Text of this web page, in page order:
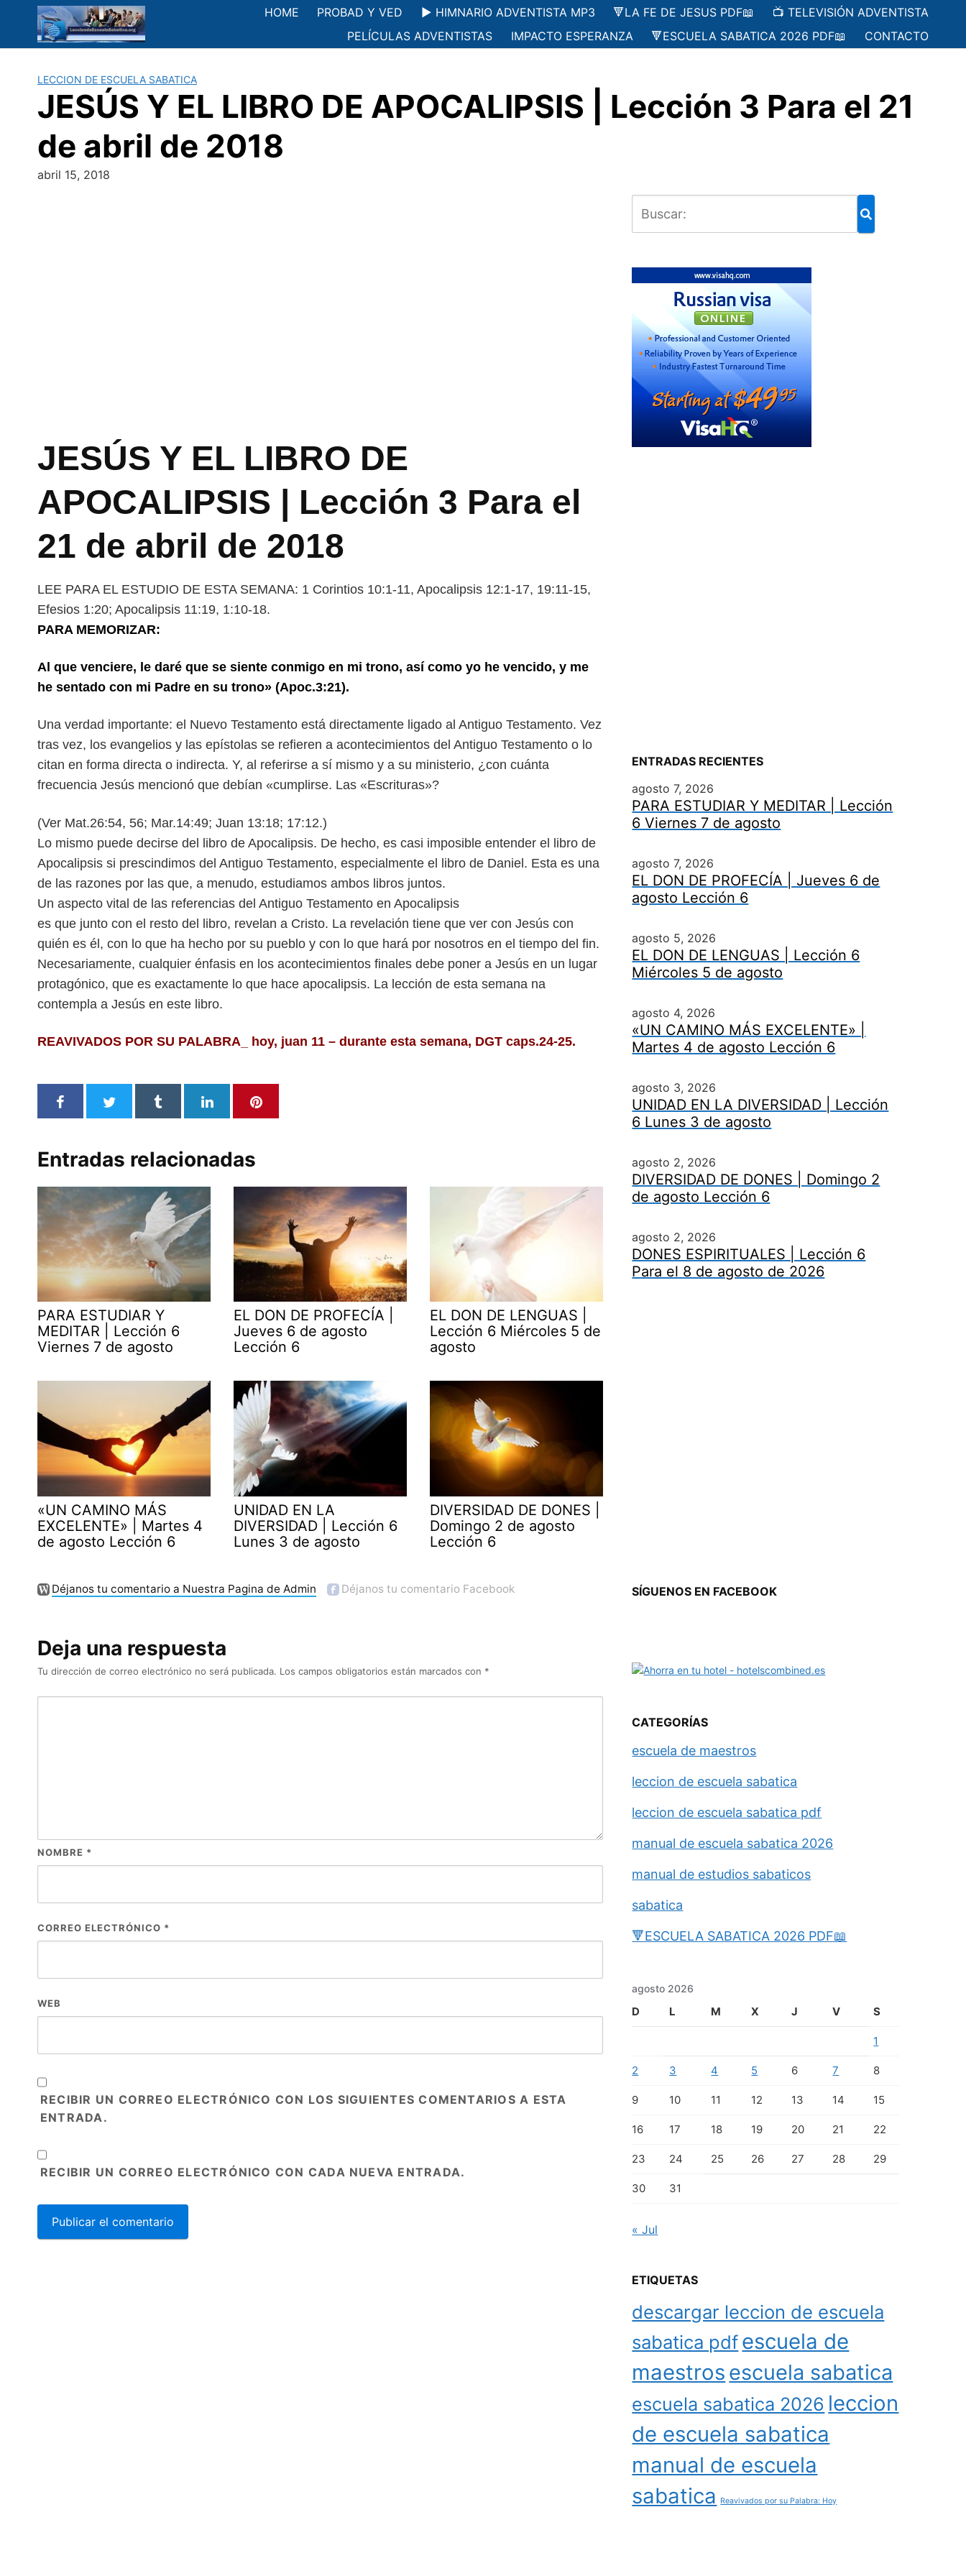
contenido
HOME PROBAD Y VED ▶️ HIMNARIO ADVENTISTA MP3 🔻LA FE DE JESUS PDF📖
📺 TELEVISIÓN ADVENTISTA
PELÍCULAS ADVENTISTAS
IMPACTO ESPERANZA 🔻ESCUELA SABATICA 2026 PDF📖 CONTACTO
LECCION DE ESCUELA SABATICA
JESÚS Y EL LIBRO DE APOCALIPSIS | Lección 3 Para el 21
de abril de 2018
abril 15, 2018
JESÚS Y EL LIBRO DE
APOCALIPSIS | Lección 3 Para el
21 de abril de 2018
LEE PARA EL ESTUDIO DE ESTA SEMANA: 1 Corintios 10:1-11, Apocalipsis 12:1-17, 19:11-15,
Efesios 1:20; Apocalipsis 11:19, 1:10-18.
PARA MEMORIZAR:
Al que venciere, le daré que se siente conmigo en mi trono, así como yo he vencido, y me
he sentado con mi Padre en su trono» (Apoc.3:21).
Una verdad importante: el Nuevo Testamento está directamente ligado al Antiguo Testamento. Vez
tras vez, los evangelios y las epístolas se refieren a acontecimientos del Antiguo Testamento o lo
citan en forma directa o indirecta. Y, al referirse a sí mismo y a su ministerio, ¿con cuánta
frecuencia Jesús mencionó que debían «cumplirse. Las «Escrituras»?
(Ver Mat.26:54, 56; Mar.14:49; Juan 13:18; 17:12.)
Lo mismo puede decirse del libro de Apocalipsis. De hecho, es casi imposible entender el libro de
Apocalipsis si prescindimos del Antiguo Testamento, especialmente el libro de Daniel. Esta es una
de las razones por las que, a menudo, estudiamos ambos libros juntos.
Un aspecto vital de las referencias del Antiguo Testamento en Apocalipsis
es que junto con el resto del libro, revelan a Cristo. La revelación tiene que ver con Jesús con
quién es él, con lo que ha hecho por su pueblo y con lo que hará por nosotros en el tiempo del fin.
Necesariamente, cualquier énfasis en los acontecimientos finales debe poner a Jesús en un lugar
protagónico, que es exactamente lo que hace apocalipsis. La lección de esta semana na
contempla a Jesús en este libro.
REAVIVADOS POR SU PALABRA_ hoy, juan 11 – durante esta semana, DGT caps.24-25.
Entradas relacionadas
PARA ESTUDIAR Y
MEDITAR | Lección 6
Viernes 7 de agosto
EL DON DE PROFECÍA |
Jueves 6 de agosto
Lección 6
EL DON DE LENGUAS |
Lección 6 Miércoles 5 de
agosto
«UN CAMINO MÁS
EXCELENTE» | Martes 4
de agosto Lección 6
UNIDAD EN LA
DIVERSIDAD | Lección 6
Lunes 3 de agosto
DIVERSIDAD DE DONES |
Domingo 2 de agosto
Lección 6
Déjanos tu comentario a Nuestra Pagina de Admin Déjanos tu comentario Facebook
Deja una respuesta
Tu dirección de correo electrónico no será publicada. Los campos obligatorios están marcados con *
NOMBRE *
CORREO ELECTRÓNICO *
WEB
RECIBIR UN CORREO ELECTRÓNICO CON LOS SIGUIENTES COMENTARIOS A ESTA
ENTRADA.
RECIBIR UN CORREO ELECTRÓNICO CON CADA NUEVA ENTRADA.
ENTRADAS RECIENTES
agosto 7, 2026
PARA ESTUDIAR Y MEDITAR | Lección
6 Viernes 7 de agosto
agosto 7, 2026
EL DON DE PROFECÍA | Jueves 6 de
agosto Lección 6
agosto 5, 2026
EL DON DE LENGUAS | Lección 6
Miércoles 5 de agosto
agosto 4, 2026
«UN CAMINO MÁS EXCELENTE» |
Martes 4 de agosto Lección 6
agosto 3, 2026
UNIDAD EN LA DIVERSIDAD | Lección
6 Lunes 3 de agosto
agosto 2, 2026
DIVERSIDAD DE DONES | Domingo 2
de agosto Lección 6
agosto 2, 2026
DONES ESPIRITUALES | Lección 6
Para el 8 de agosto de 2026
SÍGUENOS EN FACEBOOK
CATEGORÍAS
escuela de maestros
leccion de escuela sabatica
leccion de escuela sabatica pdf
manual de escuela sabatica 2026
manual de estudios sabaticos
sabatica
🔻ESCUELA SABATICA 2026 PDF📖
agosto 2026
D L M X J V S
1
2 3 4 5 6 7 8
9 10 11 12 13 14 15
16 17 18 19 20 21 22
23 24 25 26 27 28 29
30 31
« Jul
ETIQUETAS
descargar leccion de escuela
sabatica pdfescuela de
maestros escuela sabatica
escuela sabatica 2026 leccion
de escuela sabatica
manual de escuela
sabatica
Reavivados por su Palabra: Hoy